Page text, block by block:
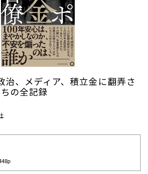
治、メディア、積立金に翻弄さ
の全記録